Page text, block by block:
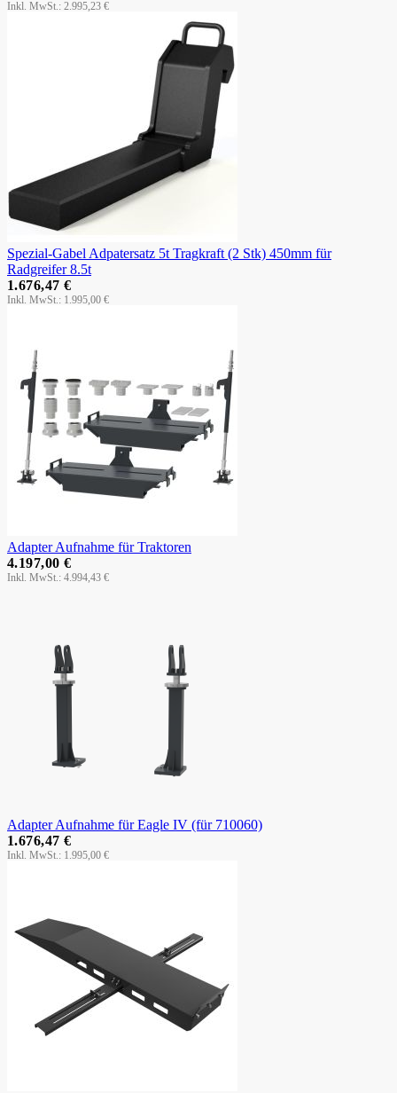
2.995,23 €
Spezial-Gabel Adpatersatz 5t Tragkraft (2 Stk) 450mm für
Radgreifer 8.5t
1.995,00 €
1.676,47 €
Adapter Aufnahme für Traktoren
4.994,43 €
4.197,00 €
Adapter Aufnahme für Eagle IV (für 710060)
1.995,00 €
1.676,47 €